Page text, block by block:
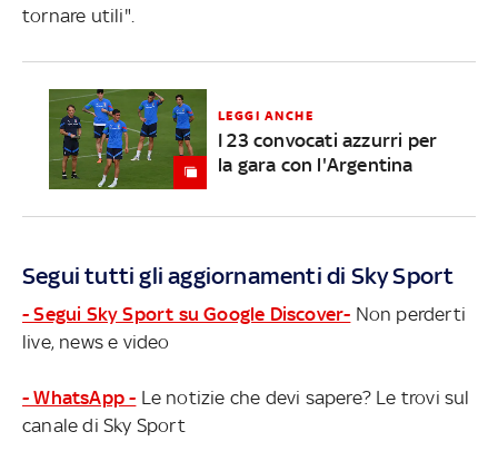
tornare utili".
LEGGI ANCHE
I 23 convocati azzurri per
la gara con l'Argentina
Segui tutti gli aggiornamenti di Sky Sport
- Segui Sky Sport su Google Discover- Non perderti
live, news e video
- WhatsApp - Le notizie che devi sapere? Le trovi sul
canale di Sky Sport